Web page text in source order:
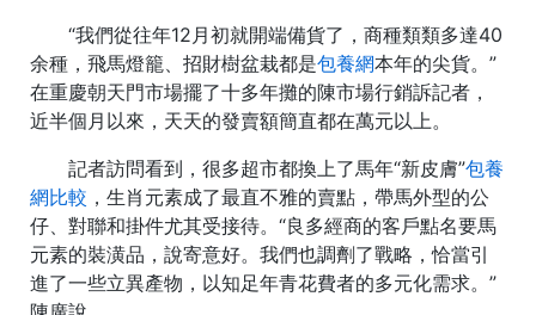
“我們從往年12月初就開端備貨了，商種類類多達40
余種，飛馬燈籠、招財樹盆栽都是包養網本年的尖貨。”
在重慶朝天門市場擺了十多年攤的陳市場行銷訴記者，
近半個月以來，天天的發賣額簡直都在萬元以上。
記者訪問看到，很多超市都換上了馬年“新皮膚”包養
網比較 ，生肖元素成了最直不雅的賣點，帶馬外型的公
仔、對聯和掛件尤其受接待。“良多經商的客戶點名要馬
元素的裝潢品，說寄意好。我們也調劑了戰略，恰當引
進了一些立異產物，以知足年青花費者的多元化需求。”